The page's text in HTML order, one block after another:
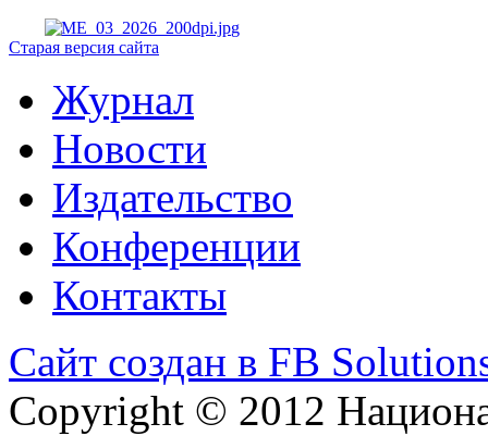
Старая версия сайта
Журнал
Новости
Издательство
Конференции
Контакты
Сайт создан в FB
Copyright © 2012